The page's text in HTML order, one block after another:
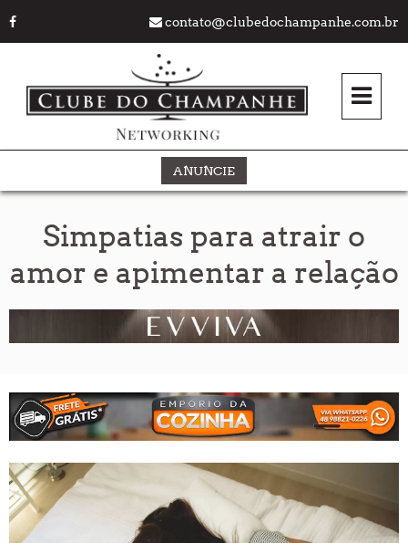
contato@clubedochampanhe.com.br
ANUNCIE
Simpatias para atrair o
amor e apimentar a relação